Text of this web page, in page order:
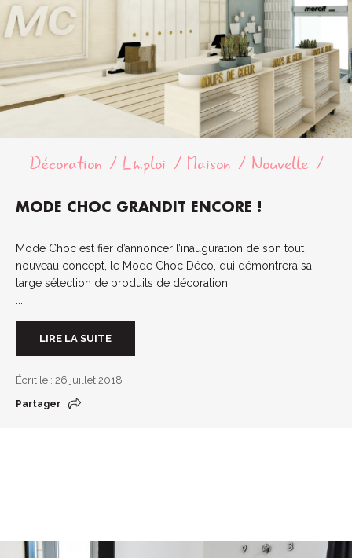
Décoration Emploi Maison Nouvelle
MODE CHOC GRANDIT ENCORE !
Mode Choc est fier d’annoncer l’inauguration de son tout
nouveau concept, le Mode Choc Déco, qui démontrera sa
large sélection de produits de décoration
LIRE LA SUITE
Écrit le : 26 juillet 2018
Partager